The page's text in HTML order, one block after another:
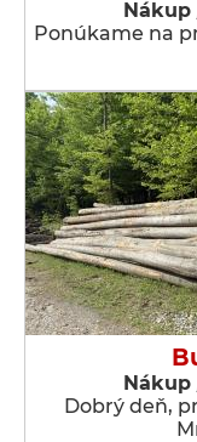
Nákup
Ponúkame na
Nákup
Dobrý deň,